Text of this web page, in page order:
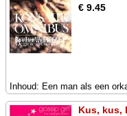
€ 9.45
Inhoud: Een man als een
Kus, kus,